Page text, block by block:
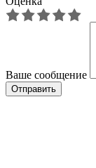
Ваше сообщение